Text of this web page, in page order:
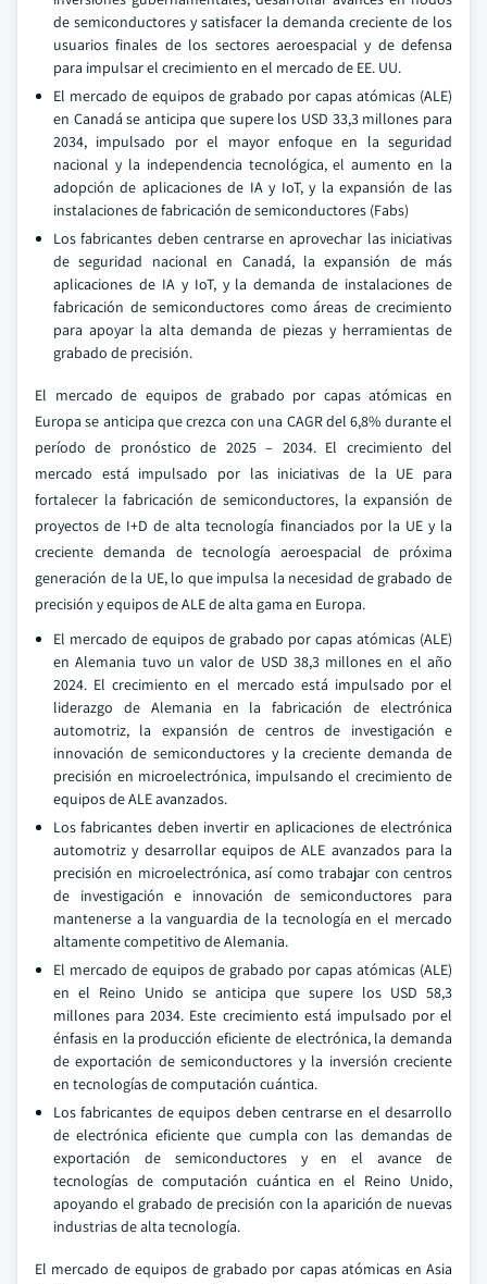
de semiconductores y satisfacer la demanda creciente de los
usuarios finales de los sectores aeroespacial y de defensa
para impulsar el crecimiento en el mercado de EE. UU.
El mercado de equipos de grabado por capas atómicas (ALE)
en Canadá se anticipa que supere los USD 33,3 millones para
2034, impulsado por el mayor enfoque en la seguridad
nacional y la independencia tecnológica, el aumento en la
adopción de aplicaciones de IA y IoT, y la expansión de las
instalaciones de fabricación de semiconductores (Fabs)
Los fabricantes deben centrarse en aprovechar las iniciativas
de seguridad nacional en Canadá, la expansión de más
aplicaciones de IA y IoT, y la demanda de instalaciones de
fabricación de semiconductores como áreas de crecimiento
para apoyar la alta demanda de piezas y herramientas de
grabado de precisión.
El mercado de equipos de grabado por capas atómicas en
Europa se anticipa que crezca con una CAGR del 6,8% durante el
período de pronóstico de 2025 – 2034. El crecimiento del
mercado está impulsado por las iniciativas de la UE para
fortalecer la fabricación de semiconductores, la expansión de
proyectos de I+D de alta tecnología financiados por la UE y la
creciente demanda de tecnología aeroespacial de próxima
generación de la UE, lo que impulsa la necesidad de grabado de
precisión y equipos de ALE de alta gama en Europa.
El mercado de equipos de grabado por capas atómicas (ALE)
en Alemania tuvo un valor de USD 38,3 millones en el año
2024. El crecimiento en el mercado está impulsado por el
liderazgo de Alemania en la fabricación de electrónica
automotriz, la expansión de centros de investigación e
innovación de semiconductores y la creciente demanda de
precisión en microelectrónica, impulsando el crecimiento de
equipos de ALE avanzados.
Los fabricantes deben invertir en aplicaciones de electrónica
automotriz y desarrollar equipos de ALE avanzados para la
precisión en microelectrónica, así como trabajar con centros
de investigación e innovación de semiconductores para
mantenerse a la vanguardia de la tecnología en el mercado
altamente competitivo de Alemania.
El mercado de equipos de grabado por capas atómicas (ALE)
en el Reino Unido se anticipa que supere los USD 58,3
millones para 2034. Este crecimiento está impulsado por el
énfasis en la producción eficiente de electrónica, la demanda
de exportación de semiconductores y la inversión creciente
en tecnologías de computación cuántica.
Los fabricantes de equipos deben centrarse en el desarrollo
de electrónica eficiente que cumpla con las demandas de
exportación de semiconductores y en el avance de
tecnologías de computación cuántica en el Reino Unido,
apoyando el grabado de precisión con la aparición de nuevas
industrias de alta tecnología.
El mercado de equipos de grabado por capas atómicas en Asia